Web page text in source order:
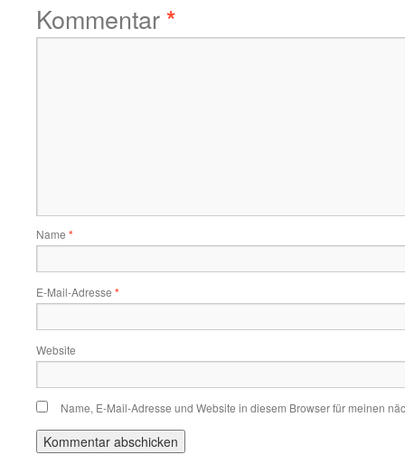
Kommentar*
Name *
E-Mail-Adresse *
Website
Name, E-Mail-Adresse und Website in diesem Browser für meinen